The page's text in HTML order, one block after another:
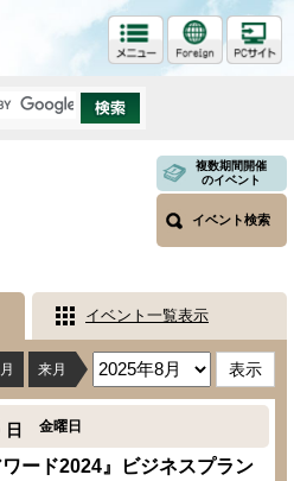
複数期間開催
のイベント
イベント検索
イベント一覧表示
来月
日 金曜日
ワード2024』ビジネスプラン